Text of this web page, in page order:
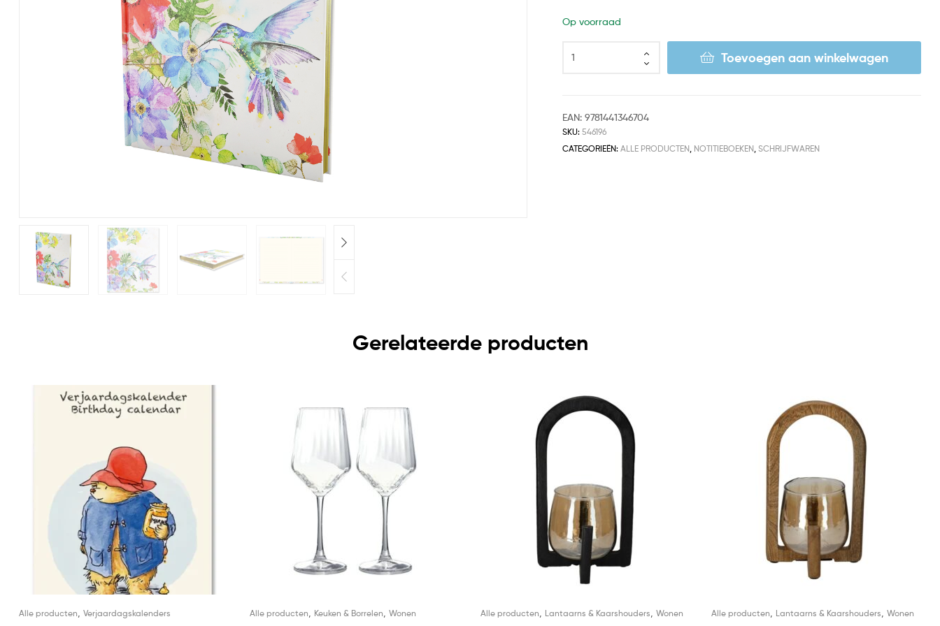
Op voorraad
Toevoegen aan winkelwagen
EAN:9781441346704
SKU:546196
CATEGORIEËN:ALLE PRODUCTEN NOTITIEBOEKEN ,SCHRIJFWAREN
Gerelateerde producten
Alle producten, Verjaardagskalenders Alle producten, Keuken & Borrelen, Wonen Alle producten, Lantaarns & Kaarshouders, Wonen Alle producten, Lantaarns & Kaarshouders, Wonen